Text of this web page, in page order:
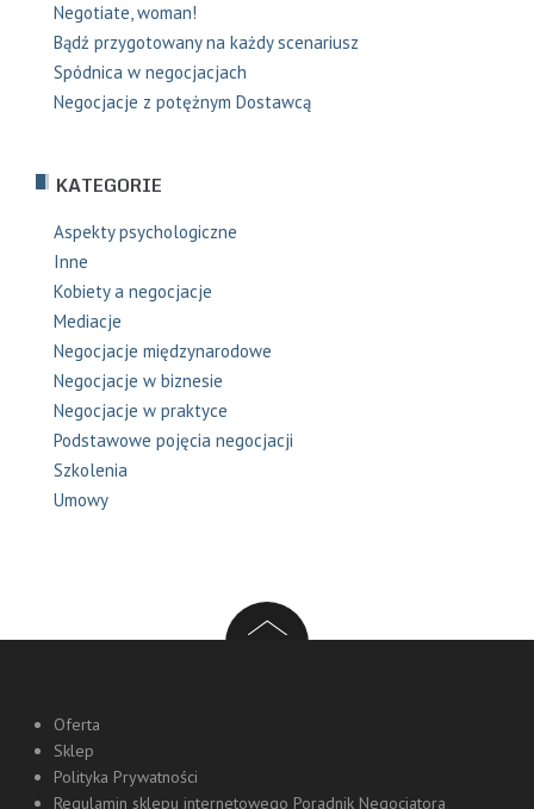
Negotiate, woman!
Bądź przygotowany na każdy scenariusz
Spódnica w negocjacjach
Negocjacje z potężnym Dostawcą
KATEGORIE
Aspekty psychologiczne
Inne
Kobiety a negocjacje
Mediacje
Negocjacje międzynarodowe
Negocjacje w biznesie
Negocjacje w praktyce
Podstawowe pojęcia negocjacji
Szkolenia
Umowy
Oferta
Sklep
Polityka Prywatności
Regulamin sklepu internetowego Poradnik Negocjatora